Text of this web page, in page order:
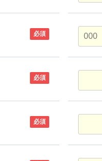
必須
必須
必須